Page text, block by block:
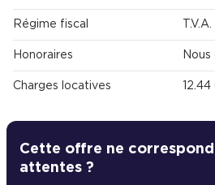
Régime fiscal T.V.A.
Honoraires
Charges locatives
Cette offre ne correspond
attentes ?